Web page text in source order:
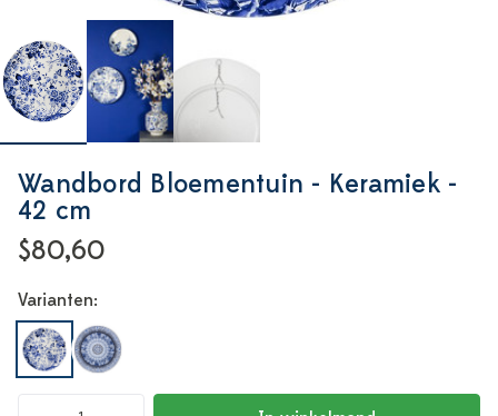
Wandbord Bloementuin - Keramiek -
42 cm
$80,60
Varianten: